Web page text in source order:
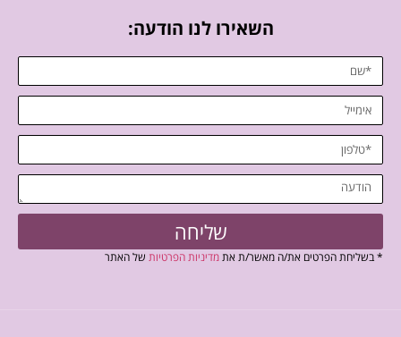
השאירו לנו הודעה:
שליחה
* בשליחת הפרטים את/ה מאשר/ת אתמדיניות הפרטיות של האתר